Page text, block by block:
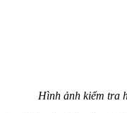
Hình ảnh kiểm tra